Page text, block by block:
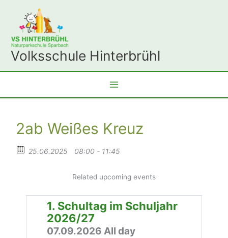
springen
Volksschule Hinterbrühl
2ab Weißes Kreuz
25.06.2025 08:00 - 11:45
Related upcoming events
1. Schultag im Schuljahr
2026/27
07.09.2026 All day